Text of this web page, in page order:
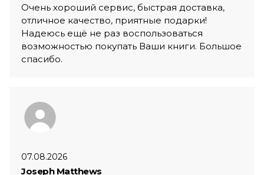
Очень хороший сервис, быстрая доставка,
отличное качество, приятные подарки!
Надеюсь ещё не раз воспользоваться
возможностью покупать Ваши книги. Большое
спасибо.
07.08.2026
Joseph Matthews